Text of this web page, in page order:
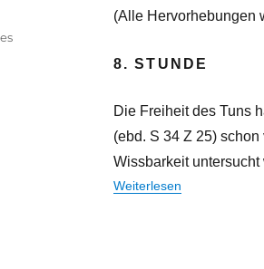
(Alle Hervorhebungen
8. STUNDE
Die Freiheit des Tuns
(ebd. S 34 Z 25)
Wissbarkeit
Weiterlesen